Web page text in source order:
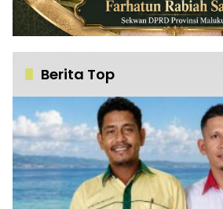
Berita Top